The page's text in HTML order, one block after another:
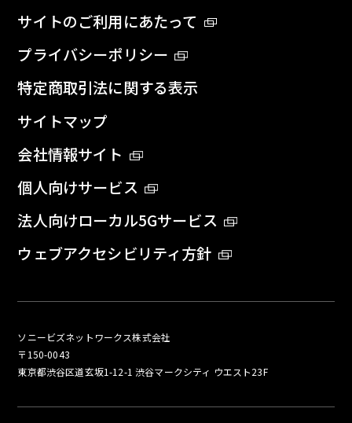
サイトのご利用にあたって
プライバシーポリシー
特定商取引法に関する表示
サイトマップ
会社情報サイト
個人向けサービス
法人向けローカル5Gサービス
ウェブアクセシビリティ方針
ソニービズネットワークス株式会社
〒150-0043
東京都渋谷区道玄坂1-12-1 渋谷マークシティ ウエスト23F